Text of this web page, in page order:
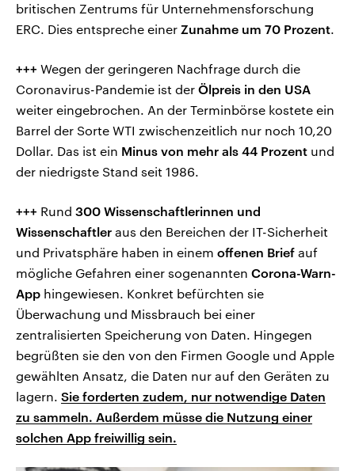
britischen Zentrums für Unternehmensforschung
ERC. Dies entspreche einer Zunahme um 70 Prozent.
+++ Wegen der geringeren Nachfrage durch die
Coronavirus-Pandemie ist der Ölpreis in den USA
weiter eingebrochen. An der Terminbörse kostete ein
Barrel der Sorte WTI zwischenzeitlich nur noch 10,20
Dollar. Das ist ein Minus von mehr als 44 Prozent und
der niedrigste Stand seit 1986.
+++ Rund 300 Wissenschaftlerinnen und
Wissenschaftler aus den Bereichen der IT-Sicherheit
und Privatsphäre haben in einem offenen Brief auf
mögliche Gefahren einer sogenannten Corona-Warn-
App hingewiesen. Konkret befürchten sie
Überwachung und Missbrauch bei einer
zentralisierten Speicherung von Daten. Hingegen
begrüßten sie den von den Firmen Google und Apple
gewählten Ansatz, die Daten nur auf den Geräten zu
lagern. Sie forderten zudem, nur notwendige Daten
zu sammeln. Außerdem müsse die Nutzung einer
solchen App freiwillig sein.